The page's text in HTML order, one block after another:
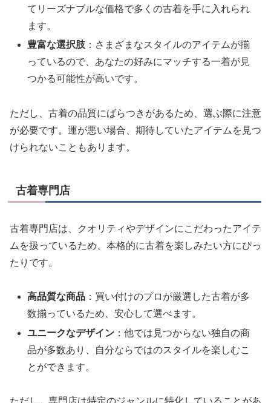
てリーズナブルな価格で多くの古着を手に入れられ
ます。
豊富な選択肢 ：さまざまなスタイルのアイテムが揃
っているので、あなたの好みにマッチする一着が見
つかる可能性が高いです。
ただし、古着の品質にばらつきがあるため、選ぶ際に注意
が必要です。運が悪い場合、期待していたアイテムを見つ
けられないこともあります。
古着専門店
古着専門店は、クオリティやデザインにこだわったアイテ
ムを扱っているため、本格的に古着を楽しみたい方にぴっ
たりです。
高品質な商品 ：買い付けのプロが厳選した古着が多
数揃っているため、安心して選べます。
ユニークなデザイン ：他では見つからない独自の商
品が多数あり、自分ならではのスタイルを楽しむこ
とができます。